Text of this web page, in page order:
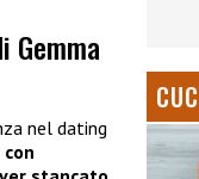
Gemma
nel dating